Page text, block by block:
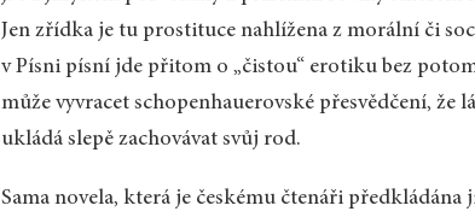
Jen zřídka je tu prostituce nahlížena z morální či
v Písni písní jde přitom o „čistou“ erotiku bez
může vyvracet schopenhauerovské přesvědčení,
ukládá slepě zachovávat svůj rod.
Sama novela, která je českému čtenáři